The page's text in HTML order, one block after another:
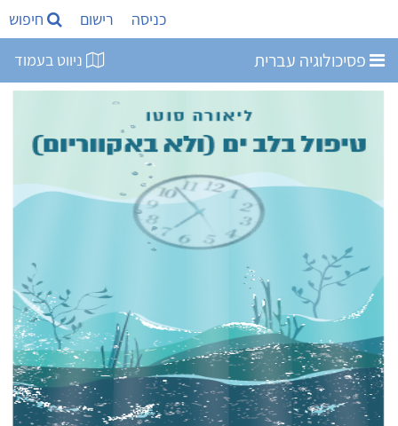
כניסה רישום חיפוש
פסיכולוגיה עברית ניווט בעמוד